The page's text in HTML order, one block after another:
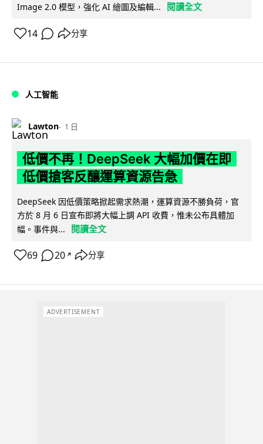
Image 2.0 模型，強化 AI 繪圖及編輯...
閱讀全文
14 分享
人工智能
Lawton 1 日
低價不再！DeepSeek 大幅加價在即
低價搶客反釀運算資源告急
DeepSeek 因低價策略掀起需求熱潮，運算資源不勝負荷，官
方於 8 月 6 日宣布即將大幅上調 API 收費，惟未公布具體加
幅。事件與...
閱讀全文
69 20 ↗ 分享
ADVERTISEMENT